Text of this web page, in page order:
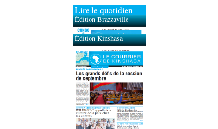
Lire le quotidien
Édition Brazzaville
Édition Kinshasa